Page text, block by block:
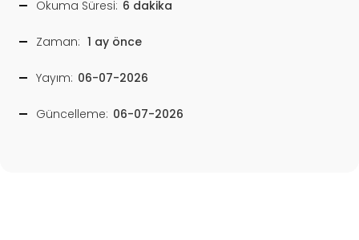
Okuma Süresi: 6 dakika
Zaman: 1 ay önce
Yayım: 06-07-2026
Güncelleme: 06-07-2026